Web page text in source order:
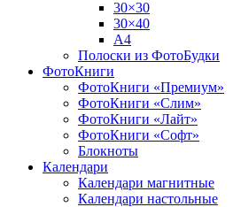
30×30
30×40
A4
Полоски из ФотоБудки
ФотоКниги
ФотоКниги «Премиум»
ФотоКниги «Слим»
ФотоКниги «Лайт»
ФотоКниги «Софт»
Блокноты
Календари
Календари магнитные
Календари настольные